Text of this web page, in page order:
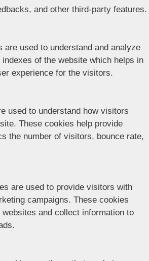
and other third-party features.
are used to understand and analyze
of the website which helps in
experience for the visitors.
used to understand how visitors
These cookies help provide
the number of visitors, bounce rate,
are used to provide visitors with
campaigns. These cookies
and collect information to